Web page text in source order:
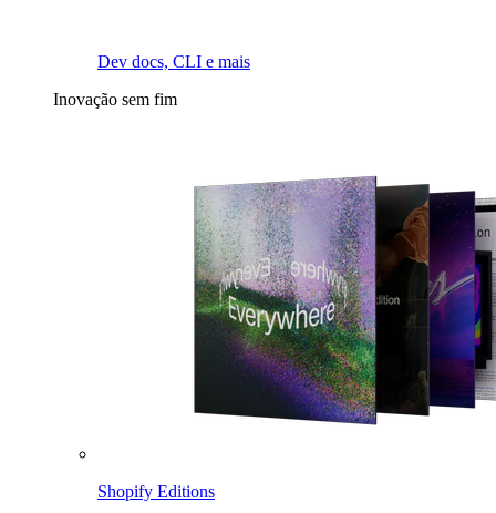
Dev docs, CLI e mais
Inovação sem fim
Shopify Editions